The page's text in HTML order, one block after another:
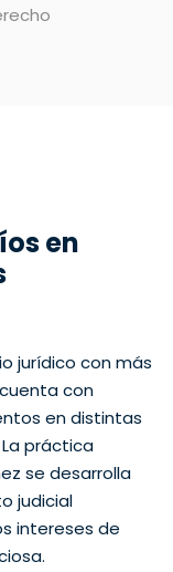
en
jurídico con más
con
en distintas
práctica
se desarrolla
judicial
intereses de